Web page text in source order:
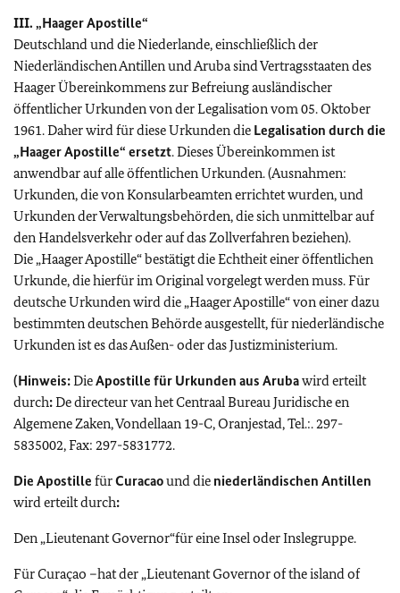
III. „Haager Apostille“
Deutschland und die Niederlande, einschließlich der
Niederländischen Antillen und Aruba sind Vertragsstaaten des
Haager Übereinkommens zur Befreiung ausländischer
öffentlicher Urkunden von der Legalisation vom 05. Oktober
1961. Daher wird für diese Urkunden die Legalisation durch die
„Haager Apostille“ ersetzt. Dieses Übereinkommen ist
anwendbar auf alle öffentlichen Urkunden. (Ausnahmen:
Urkunden, die von Konsularbeamten errichtet wurden, und
Urkunden der Verwaltungsbehörden, die sich unmittelbar auf
den Handelsverkehr oder auf das Zollverfahren beziehen).
Die „Haager Apostille“ bestätigt die Echtheit einer öffentlichen
Urkunde, die hierfür im Original vorgelegt werden muss. Für
deutsche Urkunden wird die „Haager Apostille“ von einer dazu
bestimmten deutschen Behörde ausgestellt, für niederländische
Urkunden ist es das Außen- oder das Justizministerium.
(Hinweis:DieApostille für Urkunden aus Arubawird erteilt
durch:De directeur van hetCentraal Bureau Juridische en
Algemene Zaken, Vondellaan 19-C, Oranjestad,Tel.:. 297-
5835002, Fax: 297-5831772.
Die Apostille fürCuracaound die niederländischen Antillen
wird erteilt durch:
Den „Lieutenant Governor“für eine Insel oder Inslegruppe.
Für Curaçao –hat der „Lieutenant Governor of the island of